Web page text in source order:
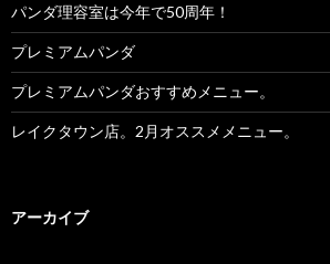
パンダ理容室は今年で50周年！
プレミアムパンダ
プレミアムパンダおすすめメニュー。
レイクタウン店。2月オススメメニュー。
アーカイブ